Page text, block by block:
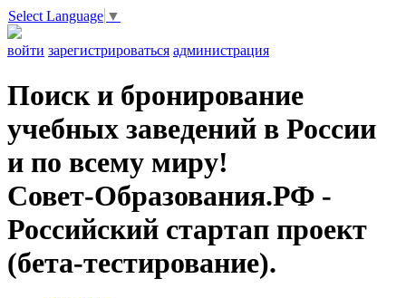
Select Language ▼
войти зарегистрироваться администрация
Поиск и бронирование
учебных заведений в России
и по всему миру!
Совет-Образования.РФ -
Российский стартап проект
(бета-тестирование).